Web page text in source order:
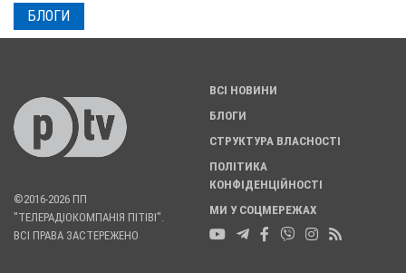
БЛОГИ
©2016-2026 ПП
"ТЕЛЕРАДІОКОМПАНІЯ ПІТІВІ".
ВСІ ПРАВА ЗАСТЕРЕЖЕНО
ВСІ НОВИНИ
БЛОГИ
СТРУКТУРА ВЛАСНОСТІ
ПОЛІТИКА
КОНФІДЕНЦІЙНОСТІ
МИ У СОЦМЕРЕЖАХ